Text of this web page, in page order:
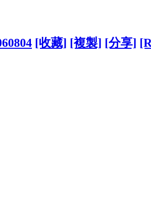
[收藏] [複製] [分享]